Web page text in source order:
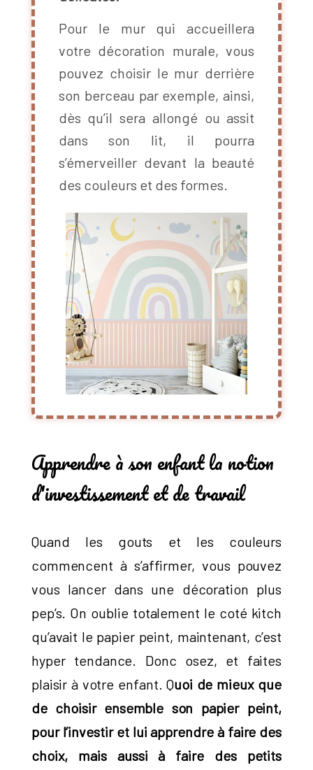
Pour le mur qui accueillera
votre décoration murale, vous
pouvez choisir le mur derrière
son berceau par exemple, ainsi,
dès qu’il sera allongé ou assit
dans son lit, il pourra
s’émerveiller devant la beauté
des couleurs et des formes.
Apprendre à son enfant la notion
d'investissement et de travail
Quand les gouts et les couleurs
commencent à s’affirmer, vous pouvez
vous lancer dans une décoration plus
pep’s. On oublie totalement le coté kitch
qu’avait le papier peint, maintenant, c’est
hyper tendance. Donc osez, et faites
plaisir à votre enfant. Quoi de mieux que
de choisir ensemble son papier peint,
pour l’investir et lui apprendre à faire des
choix, mais aussi à faire des petits